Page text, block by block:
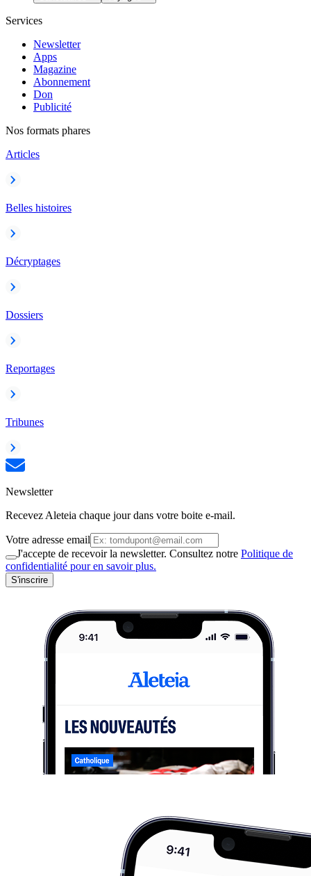
Services
Newsletter
Apps
Magazine
Abonnement
Don
Publicité
Nos formats phares
Articles
Belles histoires
Décryptages
Dossiers
Reportages
Tribunes
Newsletter
Recevez Aleteia chaque jour dans votre boite e-mail.
Votre adresse email
J'accepte de recevoir la newsletter. Consultez notre Politique de
confidentialité pour en savoir plus.
S'inscrire